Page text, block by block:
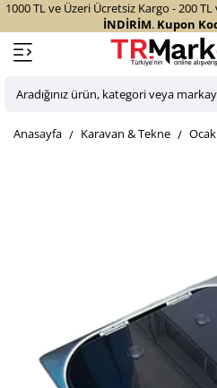
1000 TL ve Üzeri Ücretsiz Kargo - 200
İNDİRİM. Kupon
Aradığınız
kategori
homeKaravan & Tekne Ocak